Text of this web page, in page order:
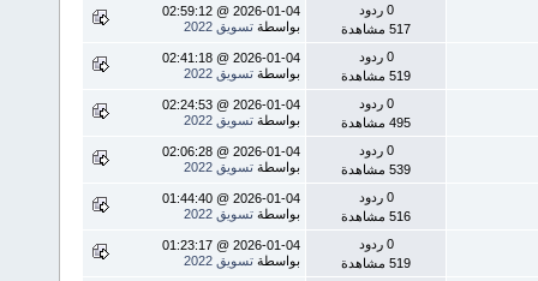
0 ردود
517 مشاهدة
2026-01-04 @ 02:59:12
بواسطة تسويق 2022
0 ردود
519 مشاهدة
2026-01-04 @ 02:41:18
بواسطة تسويق 2022
0 ردود
495 مشاهدة
2026-01-04 @ 02:24:53
بواسطة تسويق 2022
0 ردود
539 مشاهدة
2026-01-04 @ 02:06:28
بواسطة تسويق 2022
0 ردود
516 مشاهدة
2026-01-04 @ 01:44:40
بواسطة تسويق 2022
0 ردود
519 مشاهدة
2026-01-04 @ 01:23:17
بواسطة تسويق 2022